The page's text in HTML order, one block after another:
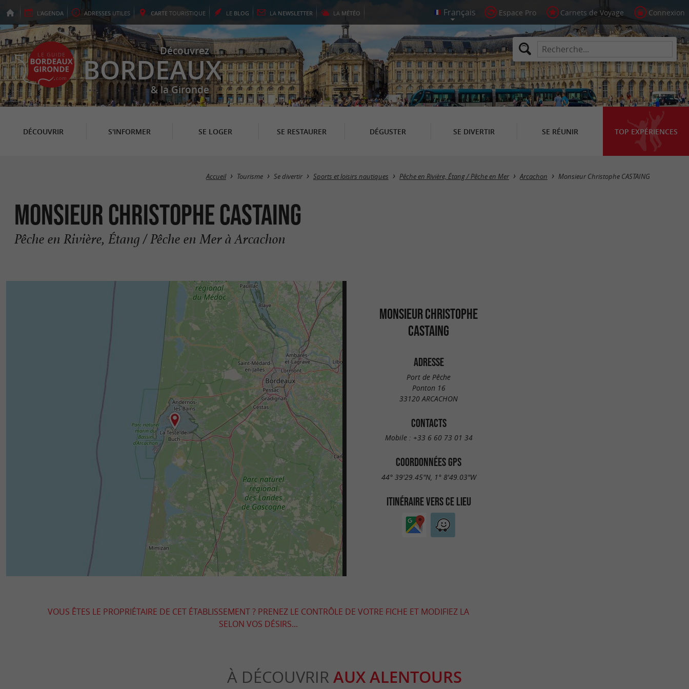
L'AGENDA ADRESSES UTILES CARTE TOURISTIQUE LE BLOG LA NEWSLETTER LA MÉTÉO Espace Pro Carnets de Voyage Connexion
Découvrez
BORDEAUX
& la Gironde
DÉCOUVRIR S'INFORMER SE LOGER SE RESTAURER DÉGUSTER SE DIVERTIR SE RÉUNIR TOP EXPÉRIENCES
Accueil Tourisme Se divertir Sports et loisirs nautiques Pêche en Rivière, Étang / Pêche en Mer Arcachon Monsieur Christophe CASTAING
Monsieur Christophe CASTAING
Pêche en Rivière, Étang / Pêche en Mer à Arcachon
MONSIEUR CHRISTOPHE
CASTAING
ADRESSE
Port de Pêche
Ponton 16
33120 ARCACHON
CONTACTS
Mobile : +33 6 60 73 01 34
COORDONNÉES GPS
44° 39'29.45"N, 1° 8'49.03"W
ITINÉRAIRE VERS CE LIEU
VOUS ÊTES LE PROPRIÉTAIRE DE CET ÉTABLISSEMENT ? PRENEZ LE CONTRÔLE DE VOTRE FICHE ET MODIFIEZ LA
SELON VOS DÉSIRS...
À DÉCOUVRIR AUX ALENTOURS